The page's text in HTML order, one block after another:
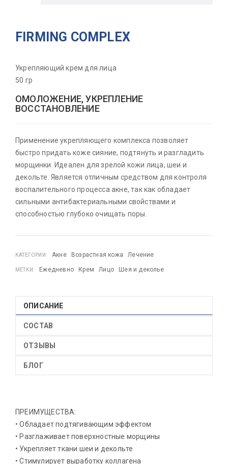
FIRMING COMPLEX
Укрепляющий крем для лица
50 гр
ОМОЛОЖЕНИЕ, УКРЕПЛЕНИЕ
ВОССТАНОВЛЕНИЕ
Применение укрепляющего комплекса позволяет
быстро придать коже сияние, подтянуть и разгладить
морщинки. Идеален для зрелой кожи лица, шеи и
декольте. Является отличным средством для контроля
воспалительного процесса акне, так как обладает
сильными антибактериальными свойствами и
способностью глубоко очищать поры.
КАТЕГОРИИ: Акне Возрастная кожа Лечение
МЕТКИ: Ежедневно Крем Лицо Шея и деколье
ОПИСАНИЕ
СОСТАВ
ОТЗЫВЫ
БЛОГ
ПРЕИМУЩЕСТВА:
• Обладает подтягивающим эффектом
• Разглаживает поверхностные морщины
• Укрепляет ткани шеи и декольте
• Стимулирует выработку коллагена